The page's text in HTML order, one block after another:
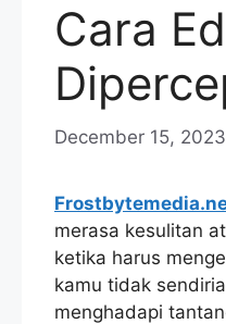
Cara
December 15, 2023
merasa kesulitan
ketika harus
kamu tidak
menghadapi